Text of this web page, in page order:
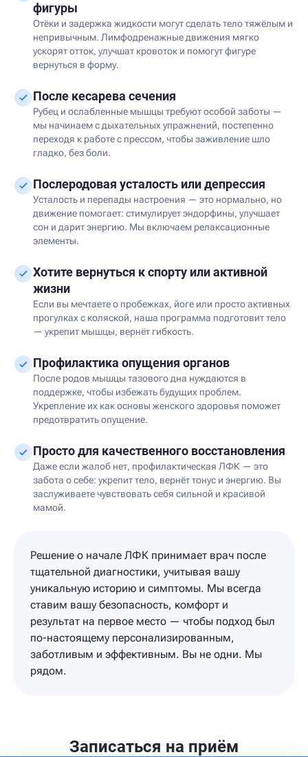
фигуры
Отёки и задержка жидкости могут сделать тело тяжёлым и
непривычным. Лимфодренажные движения мягко
ускорят отток, улучшат кровоток и помогут фигуре
вернуться в форму.
После кесарева сечения
Рубец и ослабленные мышцы требуют особой заботы —
мы начинаем с дыхательных упражнений, постепенно
переходя к работе с прессом, чтобы заживление шло
гладко, без боли.
Послеродовая усталость или депрессия
Усталость и перепады настроения — это нормально, но
движение помогает: стимулирует эндорфины, улучшает
сон и дарит энергию. Мы включаем релаксационные
элементы.
Хотите вернуться к спорту или активной
жизни
Если вы мечтаете о пробежках, йоге или просто активных
прогулках с коляской, наша программа подготовит тело
— укрепит мышцы, вернёт гибкость.
Профилактика опущения органов
После родов мышцы тазового дна нуждаются в
поддержке, чтобы избежать будущих проблем.
Укрепление их как основы женского здоровья поможет
предотвратить опущение.
Просто для качественного восстановления
Даже если жалоб нет, профилактическая ЛФК — это
забота о себе: укрепит тело, вернёт тонус и энергию. Вы
заслуживаете чувствовать себя сильной и красивой
мамой.
Решение о начале ЛФК принимает врач после
тщательной диагностики, учитывая вашу
уникальную историю и симптомы. Мы всегда
ставим вашу безопасность, комфорт и
результат на первое место — чтобы подход был
по-настоящему персонализированным,
заботливым и эффективным. Вы не одни. Мы
рядом.
Записаться на приём